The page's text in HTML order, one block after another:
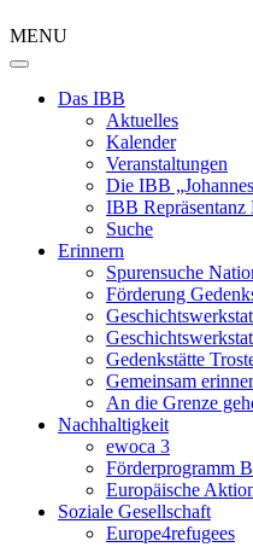
MENU
Das IBB
Aktuelles
Kalender
Veranstaltungen
Die IBB
IBB Repräsentanz
Suche
Erinnern
Spurensuche
Förderung
Gedenkstätte
Gemeinsam
An die Grenze
Nachhaltigkeit
ewoca 3
Förderprogramm
Europäische
Soziale Gesellschaft
Europe4refugees